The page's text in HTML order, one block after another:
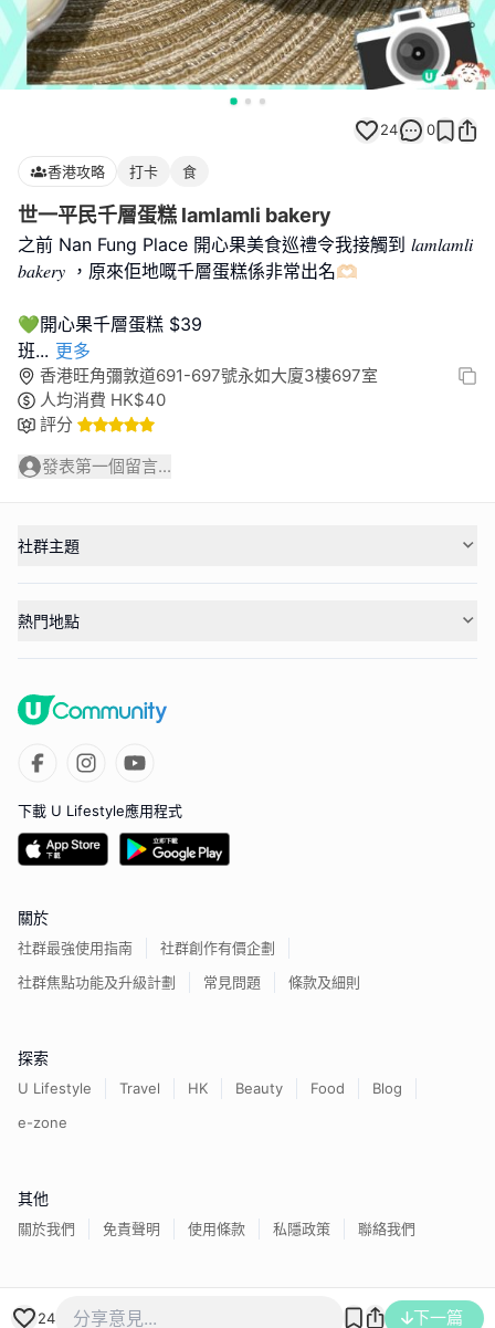
24 0
香港攻略 打卡 食
世一平民千層蛋糕 lamlamli bakery
之前 Nan Fung Place 開心果美食巡禮令我接觸到 𝑙𝑎𝑚𝑙𝑎𝑚𝑙𝑖
𝑏𝑎𝑘𝑒𝑟𝑦 ，原來佢地嘅千層蛋糕係非常出名🫶🏻
💚開心果千層蛋糕 $39
班... 更多
香港旺角彌敦道691-697號永如大廈3樓697室
人均消費 HK$40
評分
發表第一個留言...
24 下一篇
社群主題
熱門地點
下載 U Lifestyle應用程式
關於
社群最強使用指南
社群創作有價企劃
社群焦點功能及升級計劃
常見問題 條款及細則
探索
U Lifestyle Travel HK Beauty Food
Blog
e-zone
其他
關於我們 免責聲明 使用條款 私隱政策 聯絡我們
香港經濟日報版權所有©